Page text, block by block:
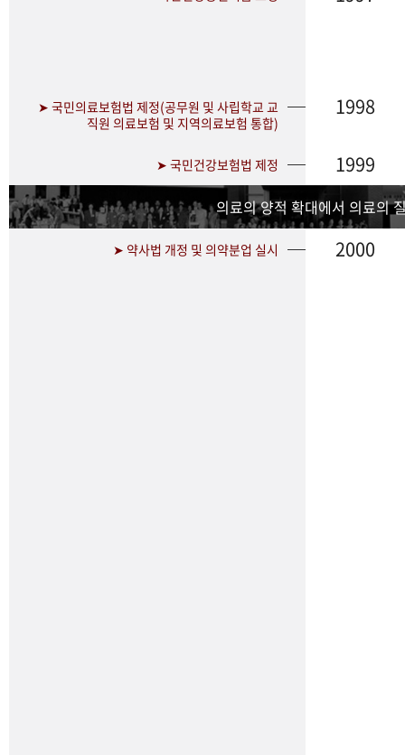
➤ 국민의료보험법 제정(공무원 및 사립학교 교
직원 의료보험 및 지역의료보험 통합)
1998
➤ 국민건강보험법 제정 1999
의료의 양적 확대에서 의료의
➤ 약사법 개정 및 의약분업 실시 2000